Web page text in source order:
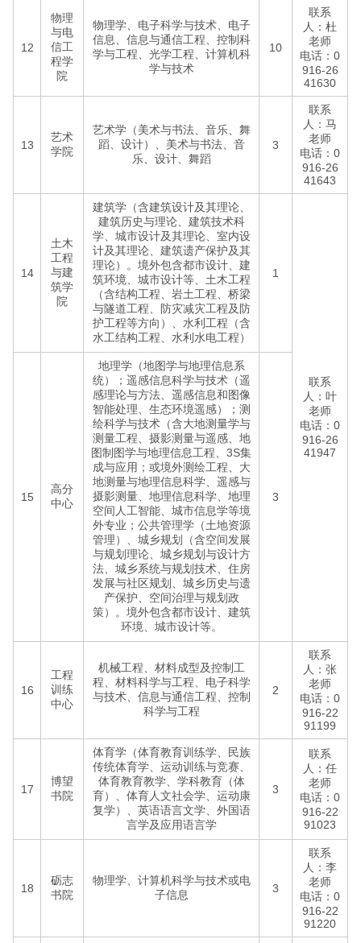
12
物理
与电
信工
程学
院
物理学、电子科学与技术、电子
信息、信息与通信工程、控制科
学与工程、光学工程、计算机科
学与技术
10
联系
人：杜
老师
电话：0
916-26
41630
13
艺术
学院
艺术学（美术与书法、音乐、舞
蹈、设计）、美术与书法、音
乐、设计、舞蹈
3
联系
人：马
老师
电话：0
916-26
41643
14
土木
工程
与建
筑学
院
建筑学（含建筑设计及其理论、
建筑历史与理论、建筑技术科
学、城市设计及其理论、室内设
计及其理论、建筑遗产保护及其
理论）。境外包含都市设计、建
筑环境、城市设计等、土木工程
（含结构工程、岩土工程、桥梁
与隧道工程、防灾减灾工程及防
护工程等方向）、水利工程（含
水工结构工程、水利水电工程）
1
联系
人：叶
老师
电话：0
916-26
41947
15
高分
中心
地理学（地图学与地理信息系
统）；遥感信息科学与技术（遥
感理论与方法、遥感信息和图像
智能处理、生态环境遥感）；测
绘科学与技术（含大地测量学与
测量工程、摄影测量与遥感、地
图制图学与地理信息工程、3S集
成与应用；或境外测绘工程、大
地测量与地理信息科学、遥感与
摄影测量、地理信息科学、地理
空间人工智能、城市信息学等境
外专业；公共管理学（土地资源
管理）、城乡规划（含空间发展
与规划理论、城乡规划与设计方
法、城乡系统与规划技术、住房
发展与社区规划、城乡历史与遗
产保护、空间治理与规划政
策）。境外包含都市设计、建筑
环境、城市设计等。
3
16
工程
训练
中心
机械工程、材料成型及控制工
程、材料科学与工程、电子科学
与技术、信息与通信工程、控制
科学与工程
2
联系
人：张
老师
电话：0
916-22
91199
17
博望
书院
体育学（体育教育训练学、民族
传统体育学、运动训练与竞赛、
体育教育教学、学科教育（体
育）、体育人文社会学、运动康
复学）、英语语言文学、外国语
言学及应用语言学
3
联系
人：任
老师
电话：0
916-22
91023
18
砺志
书院
物理学、计算机科学与技术或电
子信息
3
联系
人：李
老师
电话：0
916-22
91220